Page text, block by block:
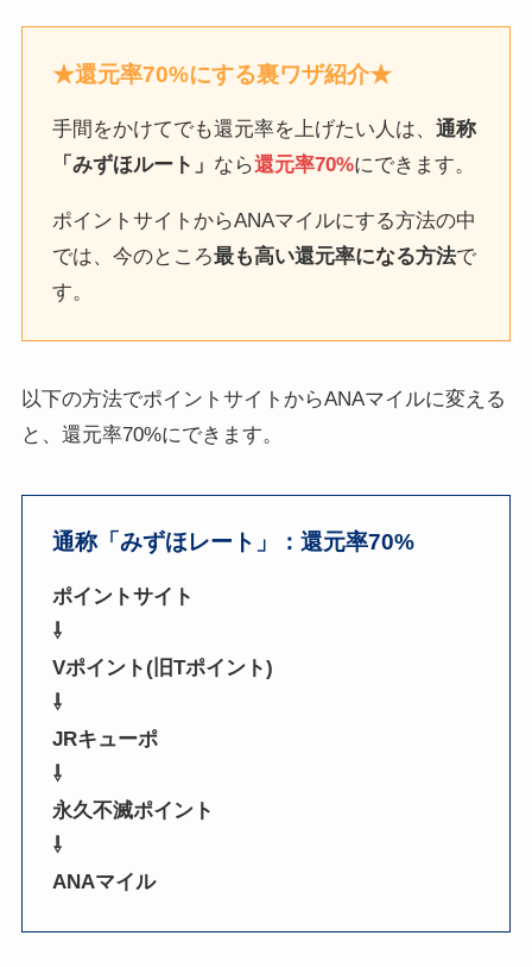
★還元率70%にする裏ワザ紹介★
手間をかけてでも還元率を上げたい人は、通称
「みずほルート」 なら還元率70%にできます。
ポイントサイトからANAマイルにする方法の中
では、今のところ最も高い還元率になる方法で
す。
以下の方法でポイントサイトからANAマイルに変える
と、還元率70%にできます。
通称「みずほレート」：還元率70%
ポイントサイト
⇩
Vポイント(旧Tポイント)
⇩
JRキューポ
⇩
永久不滅ポイント
⇩
ANAマイル